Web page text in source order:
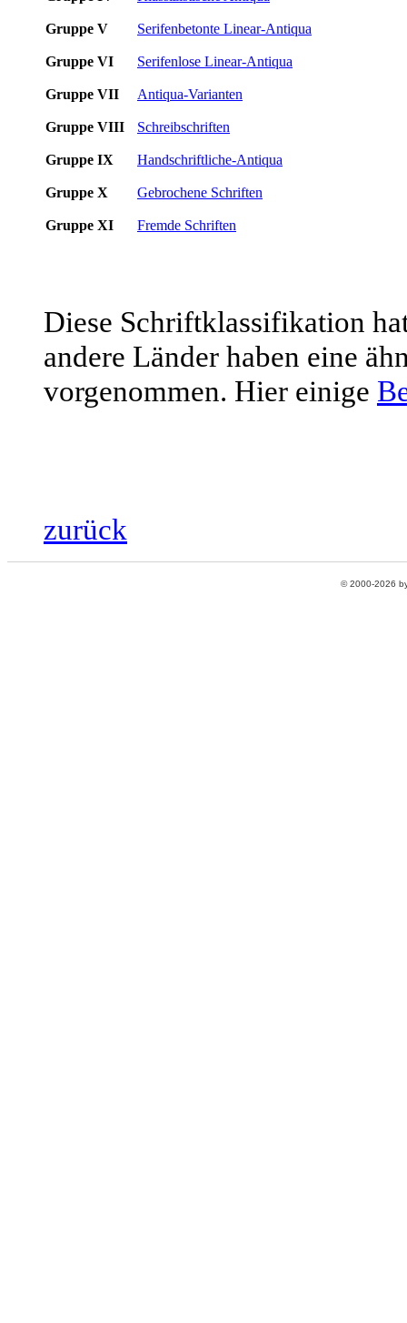
Gruppe V
Gruppe VI
Gruppe VII
Gruppe VIII
Gruppe IX
Gruppe X
Gruppe XI
Serifenbetonte Linear-Antiqua
Serifenlose Linear-Antiqua
Antiqua-Varianten
Schreibschriften
Handschriftliche-Antiqua
Gebrochene Schriften
Fremde Schriften
Diese Schriftklassifikation
andere Länder haben eine
vorgenommen. Hier einige
zurück
© 2000-2026